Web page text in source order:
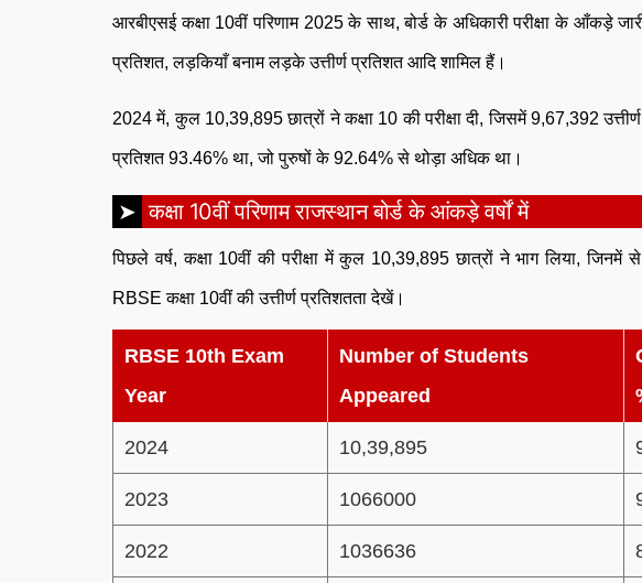
आरबीएसई कक्षा 10वीं परिणाम 2025 के साथ, बोर्ड के अधिकारी परीक्षा के आँकड़े
प्रतिशत, लड़कियाँ बनाम लड़के उत्तीर्ण प्रतिशत आदि शामिल हैं।
2024 में, कुल 10,39,895 छात्रों ने कक्षा 10 की परीक्षा दी, जिसमें 9,67,392
प्रतिशत 93.46% था, जो पुरुषों के 92.64% से थोड़ा अधिक था।
कक्षा 10वीं परिणाम राजस्थान बोर्ड के आंकड़े वर्षों में
पिछले वर्ष, कक्षा 10वीं की परीक्षा में कुल 10,39,895 छात्रों ने भाग लिया,
RBSE कक्षा 10वीं की उत्तीर्ण प्रतिशतता देखें।
RBSE 10th Exam
Year
Number of Students
Appeared
2024 10,39,895
2023 1066000
2022 1036636